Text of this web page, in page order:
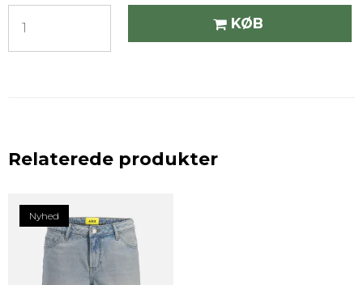
KØB
Relaterede produkter
Nyhed